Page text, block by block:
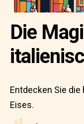
Die
Entdecken Sie
Eises.